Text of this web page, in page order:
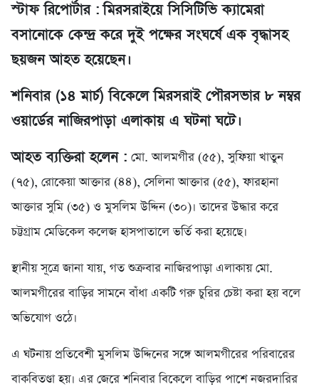
স্টাফ রিপোর্টার : মিরসরাইয়ে সিসিটিভি ক্যামেরা
বসানোকে কেন্দ্র করে দুই পক্ষের সংঘর্ষে এক বৃদ্ধাসহ
ছয়জন আহত হয়েছেন।
শনিবার (১৪ মার্চ) বিকেলে মিরসরাই পৌরসভার ৮ নম্বর
ওয়ার্ডের নাজিরপাড়া এলাকায় এ ঘটনা ঘটে।
আহত ব্যক্তিরা হলেন : মো. আলমগীর (৫৫), সুফিয়া খাতুন
(৭৫), রোকেয়া আক্তার (৪৪), সেলিনা আক্তার (৫৫), ফারহানা
আক্তার সুমি (৩৫) ও মুসলিম উদ্দিন (৩০)। তাদের উদ্ধার করে
চট্টগ্রাম মেডিকেল কলেজ হাসপাতালে ভর্তি করা হয়েছে।
স্থানীয় সূত্রে জানা যায়, গত শুক্রবার নাজিরপাড়া এলাকায় মো.
আলমগীরের বাড়ির সামনে বাঁধা একটি গরু চুরির চেষ্টা করা হয় বলে
অভিযোগ ওঠে।
এ ঘটনায় প্রতিবেশী মুসলিম উদ্দিনের সঙ্গে আলমগীরের পরিবারের
বাকবিতণ্ডা হয়। এর জেরে শনিবার বিকেলে বাড়ির পাশে নজরদারির